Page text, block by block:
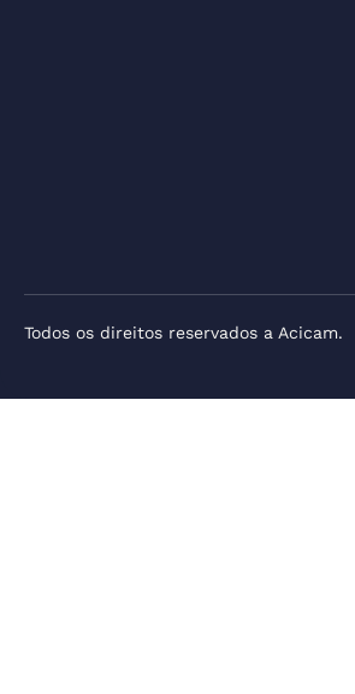
Todos os direitos reservados a Acicam.